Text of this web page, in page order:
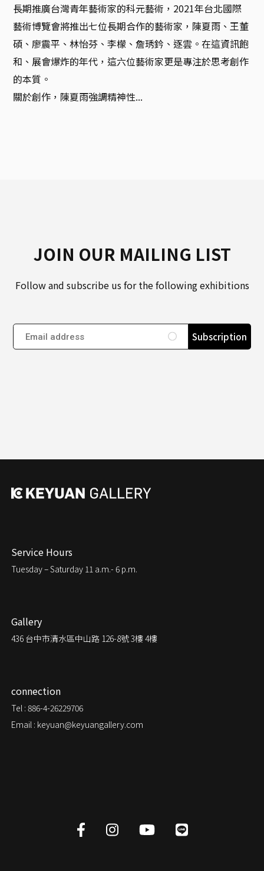
長期推廣台灣青年藝術家的科元藝術，2021年台北國際
藝術博覽會將推出七位長期合作的藝術家，陳夏雨、王董
碩、廖震平、林怡芬、李檬、詹琇鈐、逐雲。在這資訊飽
和、展會爆炸的年代，這六位藝術家更是專注於思考創作
的本質。
關於創作，陳夏雨強調精神性...
JOIN OUR MAILING LIST
Follow and subscribe us for the following exhibitions
Subscription
Service Hours
Tuesday – Saturday 11 a.m.- 6 p.m.
Gallery
436 台中市清水區中山路 126-8號 3樓 4樓
connection
Tel : 886-4-26229706
Email : keyuan@keyuangallery.com